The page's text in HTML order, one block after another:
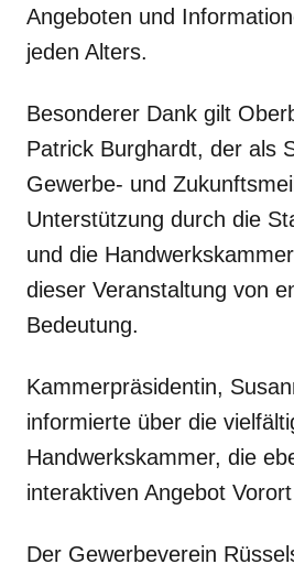
Angeboten und
jeden Alters.
Besonderer Dank gilt
Patrick Burghardt, der als
Gewerbe- und
Unterstützung durch die
und die
dieser Veranstaltung von
Bedeutung.
Kammerpräsidentin,
informierte über die
Handwerkskammer, die
interaktiven Angebot
Der Gewerbeverein